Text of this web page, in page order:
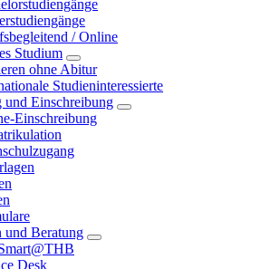
/ Online
Studium
ohne Abitur
Studieninteressierte
und Einschreibung
Einschreibung
und Beratung
Desk